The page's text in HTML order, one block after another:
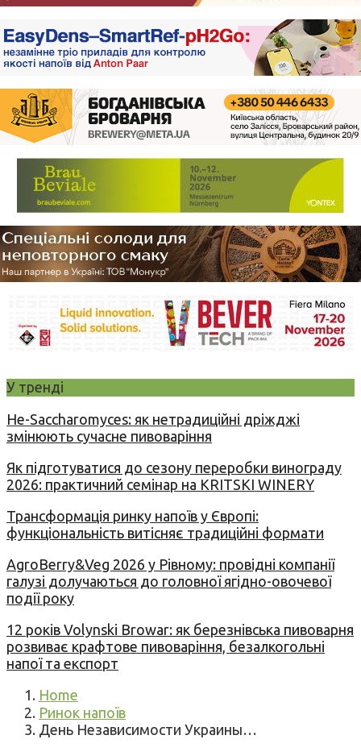
У тренді
Не-Saccharomyces: як нетрадиційні дріжджі
змінюють сучасне пивоваріння
Як підготуватися до сезону переробки винограду
2026: практичний семінар на KRITSKI WINERY
Трансформація ринку напоїв у Європі:
функціональність витісняє традиційні формати
AgroBerry&Veg 2026 у Рівному: провідні компанії
галузі долучаються до головної ягідно-овочевої
події року
12 років Volynski Browar: як березнівська пивоварня
розвиває крафтове пивоваріння, безалкогольні
напої та експорт
Home
Ринок напоїв
День Независимости Украины…